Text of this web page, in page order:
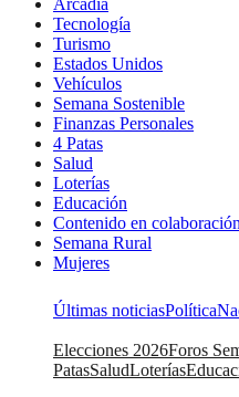
Arcadia
Tecnología
Turismo
Estados Unidos
Vehículos
Semana Sostenible
Finanzas Personales
4 Patas
Salud
Loterías
Educación
Contenido en colaboración
Semana Rural
Mujeres
Últimas noticiasPolítica
Elecciones 2026Foros
PatasSaludLoterías